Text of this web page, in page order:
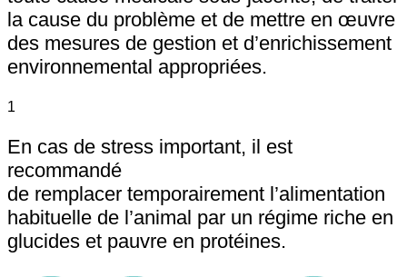
la cause du problème et de mettre en œuvre
des mesures de gestion et d’enrichissement
environnemental appropriées.
1
En cas de stress important, il est
recommandé
de remplacer temporairement l’alimentation
habituelle de l’animal par un régime riche en
glucides et pauvre en protéines.